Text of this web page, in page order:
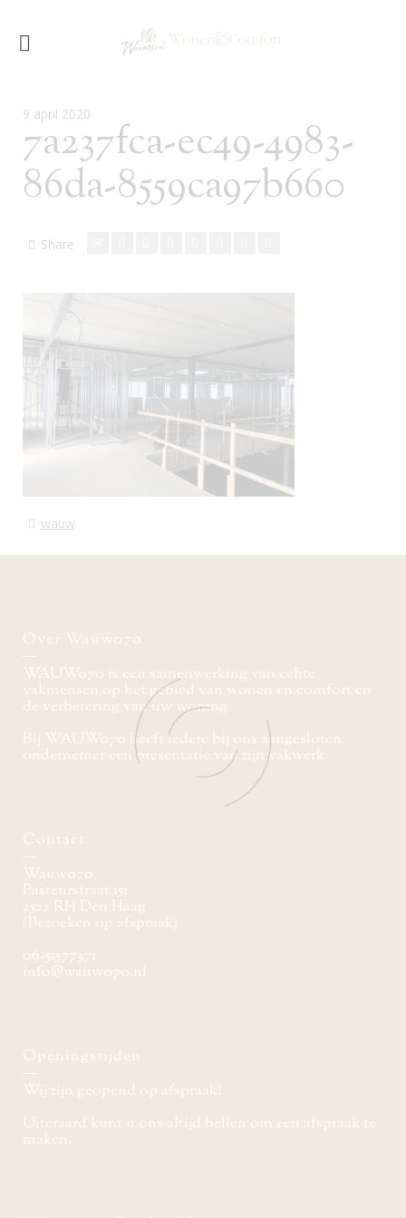
9 april 2020
7a237fca-ec49-4983-
86da-8559ca97b660
Share
wauw
Over Wauw070
WAUW070 is een samenwerking van echte
vakmensen op het gebied van wonen en comfort en
de verbetering van uw woning
Bij WAUW070 heeft iedere bij ons aangesloten
ondernemer een presentatie van zijn vakwerk
Contact
Wauw070
Pasteurstraat 151
2522 RH Den Haag
(Bezoeken op afspraak)
06-51577371
info@wauw070.nl
Openingstijden
Wij zijn geopend op afspraak!
Uiteraard kunt u ons altijd bellen om een afspraak te
maken.